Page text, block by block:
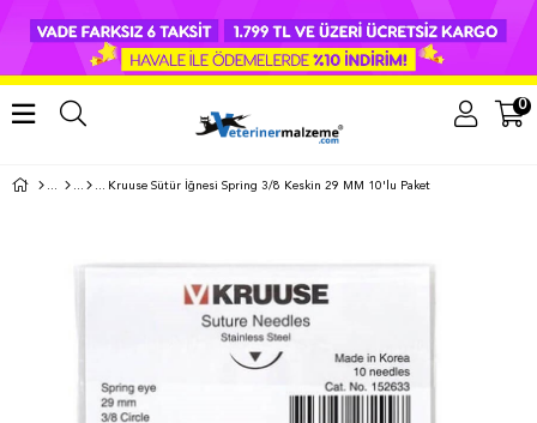
0
Kruuse Sütür İğnesi Spring 3/8 Keskin 29 MM 10'lu Paket